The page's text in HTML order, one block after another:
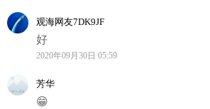
观海网友7DK9JF
好
2020年09月30日 05:59
芳华
😁